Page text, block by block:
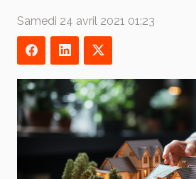
Samedi 24 avril 2021 01:23